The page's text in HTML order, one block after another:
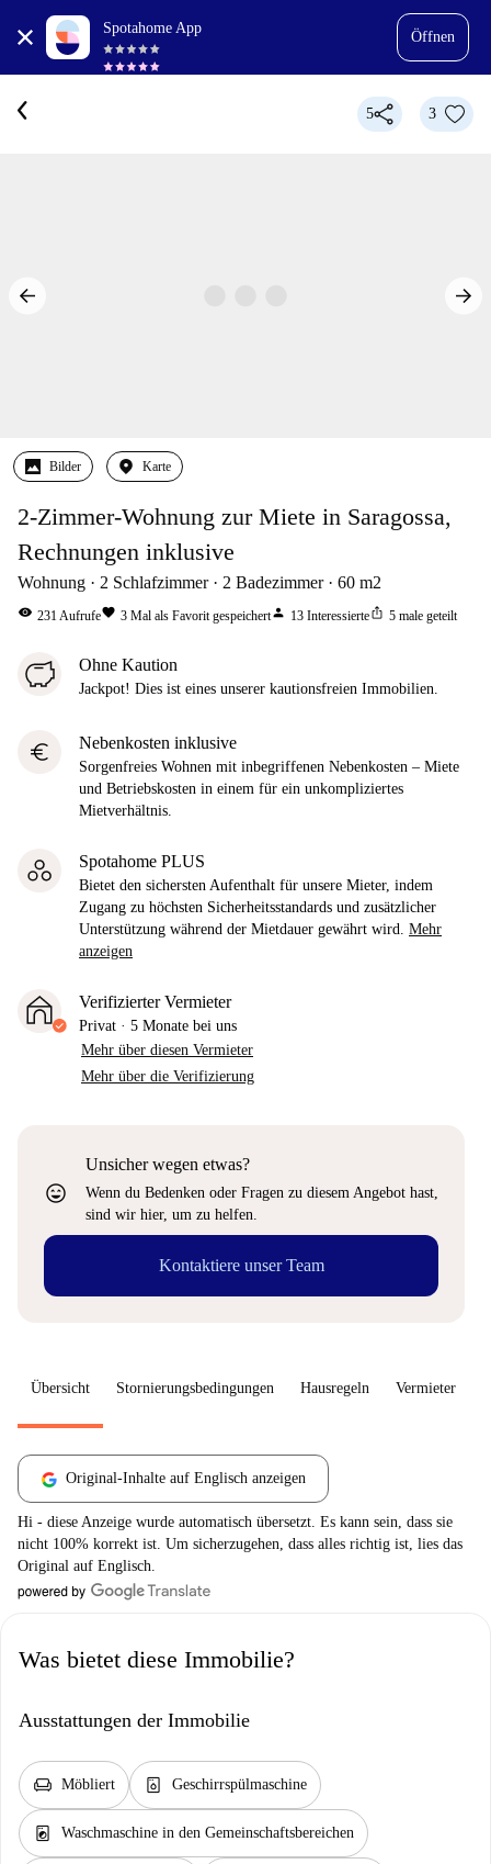
Spotahome App
Öffnen
5 3
Bilder Karte
2-Zimmer-Wohnung zur Miete in Saragossa,
Rechnungen inklusive
Wohnung 2 Schlafzimmer 2 Badezimmer 60 m2
visibility 231Aufrufefavorite 3 Mal als Favorit gespeichertperson 13 Interessierteios_share 5 male geteilt
Ohne Kaution
Jackpot! Dies ist eines unserer kautionsfreien Immobilien.
euro Nebenkosten inklusive
Sorgenfreies Wohnen mit inbegriffenen Nebenkosten – Miete
und Betriebskosten in einem für ein unkompliziertes
Mietverhältnis.
Spotahome PLUS
Bietet den sichersten Aufenthalt für unsere Mieter, indem
Zugang zu höchsten Sicherheitsstandards und zusätzlicher
Unterstützung während der Mietdauer gewährt wird. Mehr
anzeigen
Verifizierter Vermieter
Privat · 5 Monate bei uns
Mehr über diesen Vermieter
Mehr über die Verifizierung
sentiment_very_satisfied
Unsicher wegen etwas?
Wenn du Bedenken oder Fragen zu diesem Angebot hast,
sind wir hier, um zu helfen.
Kontaktiere unser Team
Übersicht Stornierungsbedingungen Hausregeln Vermieter
Original-Inhalte auf Englisch anzeigen
Hi - diese Anzeige wurde automatisch übersetzt. Es kann sein, dass sie
nicht 100% korrekt ist. Um sicherzugehen, dass alles richtig ist, lies das
Original auf Englisch.
Was bietet diese Immobilie?
Ausstattungen der Immobilie
chair Möbliert dishwasher_gen Geschirrspülmaschine
local_laundry_service Waschmaschine in den Gemeinschaftsbereichen